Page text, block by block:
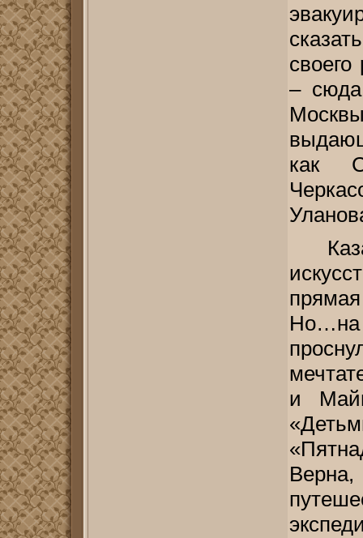
– сюда
как
и